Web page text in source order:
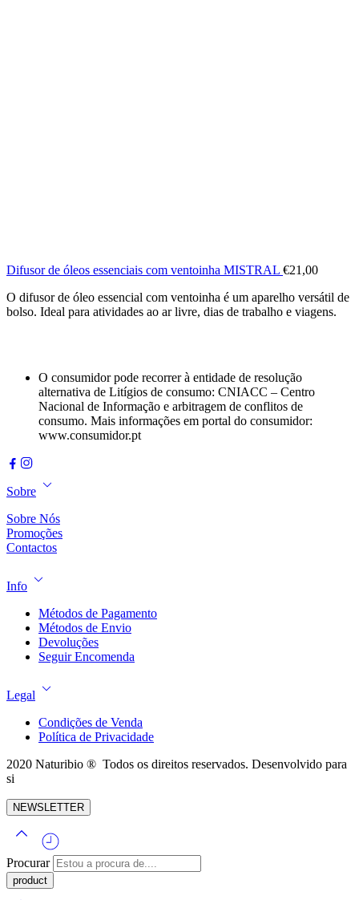
Difusor de óleos essenciais com ventoinha MISTRAL €21,00
O difusor de óleo essencial com ventoinha é um aparelho versátil de
bolso. Ideal para atividades ao ar livre, dias de trabalho e viagens.
O consumidor pode recorrer à entidade de resolução
alternativa de Litígios de consumo: CNIACC – Centro
Nacional de Informação e arbitragem de conflitos de
consumo. Mais informações em portal do consumidor:
www.consumidor.pt
Sobre
Sobre Nós
Promoções
Contactos
Info
Métodos de Pagamento
Métodos de Envio
Devoluções
Seguir Encomenda
Legal
Condições de Venda
Política de Privacidade
2020 Naturibio ® Todos os direitos reservados. Desenvolvido para
si
NEWSLETTER
Procurar